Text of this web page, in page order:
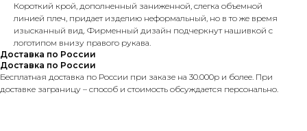
Короткий крой, дополненный заниженной, слегка объемной
линией плеч, придает изделию неформальный, но в то же время
изысканный вид. Фирменный дизайн подчеркнут нашивкой с
логотипом внизу правого рукава.
Доставка по России
Доставка по России
Бесплатная доставка по России при заказе на 30.000р и более. При
доставке заграницу – способ и стоимость обсуждается персонально.